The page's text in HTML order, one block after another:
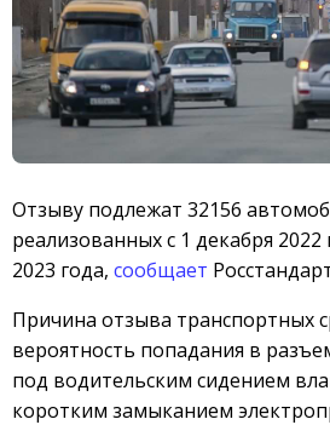
Отзыву подлежат 32156
реализованных c 1 декабря 2022
2023 года, сообщает
Причина отзыва транспортных
вероятность попадания в
под водительским сидением
коротким замыканием